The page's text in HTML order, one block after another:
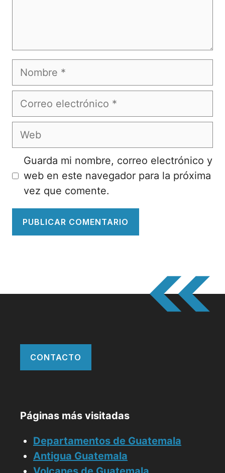
Nombre
Correo
Web
Guarda mi nombre, correo electrónico y
web en este navegador para la próxima
vez que comente.
CONTACTO
Páginas más visitadas
Departamentos de Guatemala
Antigua Guatemala